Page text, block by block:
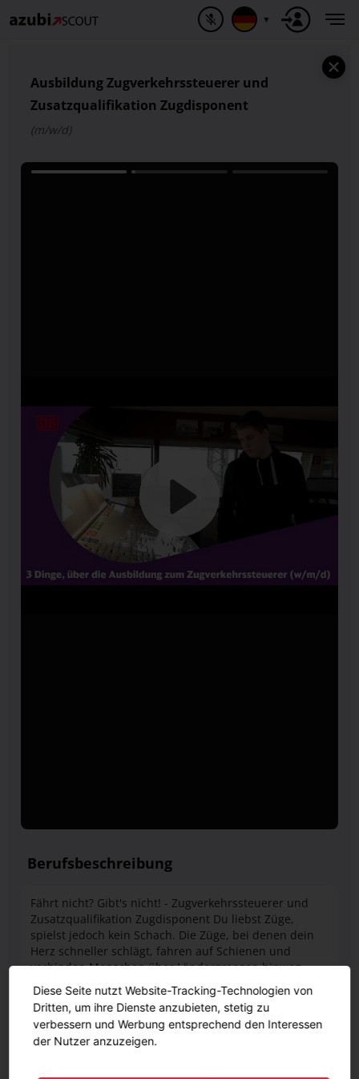
▼
Ausbildung Zugverkehrssteuerer und
Zusatzqualifikation Zugdisponent
(m/w/d)
Berufsbeschreibung
Fährt nicht? Gibt's nicht! - Zugverkehrssteuerer und
Zusatzqualifikation Zugdisponent Du liebst Züge,
spielst jedoch kein Schach. Die Züge, bei denen dein
Herz schneller schlägt, fahren auf Schienen und
verbinden Menschen über Ländergrenzen hinweg.
Eine Ausbildung als Zugverkehrssteuerer und
Zusatzqualifikation Zugdisponent katapultiert dich
direkt hinein in die Schaltzentrale der Deutschen
Bahn. Als Zugverkehrssteuerer entgeht dir keine
Zugfahrt in deinem Zuständigkeitsbereich. Weichen
Diese Seite nutzt Website-Tracking-Technologien von
Dritten, um ihre Dienste anzubieten, stetig zu
verbessern und Werbung entsprechend den Interessen
der Nutzer anzuzeigen.